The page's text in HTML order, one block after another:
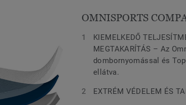
OMNISPORTS
KIEMELKEDŐ
MEGTAKARÍTÁS – Az
dombornyomással és
ellátva.
EXTRÉM VÉDELEM ÉS